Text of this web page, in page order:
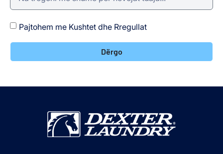
Pajtohem me Kushtet dhe Rregullat
Dërgo